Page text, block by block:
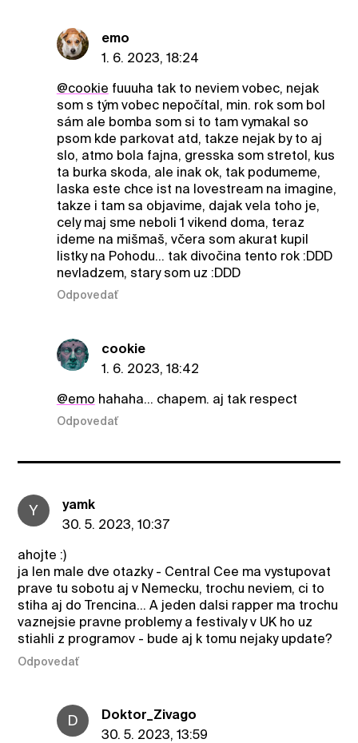
emo
1. 6. 2023, 18:24
@cookie fuuuha tak to neviem vobec, nejak
som s tým vobec nepočítal, min. rok som bol
sám ale bomba som si to tam vymakal so
psom kde parkovat atd, takze nejak by to aj
slo, atmo bola fajna, gresska som stretol, kus
ta burka skoda, ale inak ok, tak podumeme,
laska este chce ist na lovestream na imagine,
takze i tam sa objavime, dajak vela toho je,
cely maj sme neboli 1 vikend doma, teraz
ideme na mišmaš, včera som akurat kupil
listky na Pohodu... tak divočina tento rok :DDD
nevladzem, stary som uz :DDD
Odpovedať
cookie
1. 6. 2023, 18:42
@emo hahaha... chapem. aj tak respect
Odpovedať
Y
yamk
30. 5. 2023, 10:37
ahojte :)
ja len male dve otazky - Central Cee ma vystupovat
prave tu sobotu aj v Nemecku, trochu neviem, ci to
stiha aj do Trencina... A jeden dalsi rapper ma trochu
vaznejsie pravne problemy a festivaly v UK ho uz
stiahli z programov - bude aj k tomu nejaky update?
Odpovedať
D
Doktor_Zivago
30. 5. 2023, 13:59